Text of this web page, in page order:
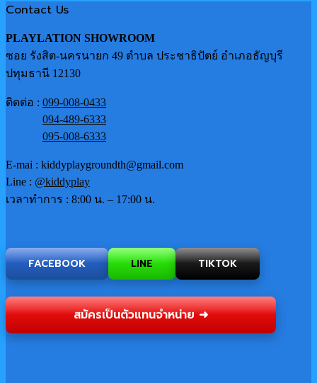
Contact Us
PLAYLATION SHOWROOM
ซอย รังสิต-นครนายก 49 ตำบล ประชาธิปัตย์ อำเภอธัญบุรี
ปทุมธานี 12130
ติดต่อ : 099-008-0433
094-489-6333
095-008-6333
E-mai : kiddyplaygroundth@gmail.com
Line : @kiddyplay
เวลาทำการ : 8:00 น. – 17:00 น.
FACEBOOK LINE TIKTOK
สมัครเป็นตัวแทนจำหน่าย ➜